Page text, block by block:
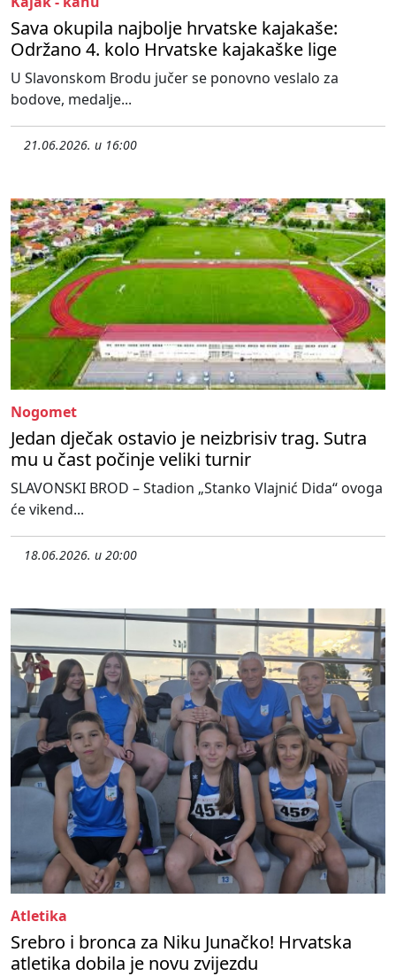
Sava okupila najbolje hrvatske kajakaše:
Održano 4. kolo Hrvatske kajakaške lige
U Slavonskom Brodu jučer se ponovno veslalo za
bodove, medalje...
21.06.2026. u 16:00
Nogomet
Jedan dječak ostavio je neizbrisiv trag. Sutra
mu u čast počinje veliki turnir
SLAVONSKI BROD – Stadion „Stanko Vlajnić Dida“ ovoga
će vikend...
18.06.2026. u 20:00
Atletika
Srebro i bronca za Niku Junačko! Hrvatska
atletika dobila je novu zvijezdu